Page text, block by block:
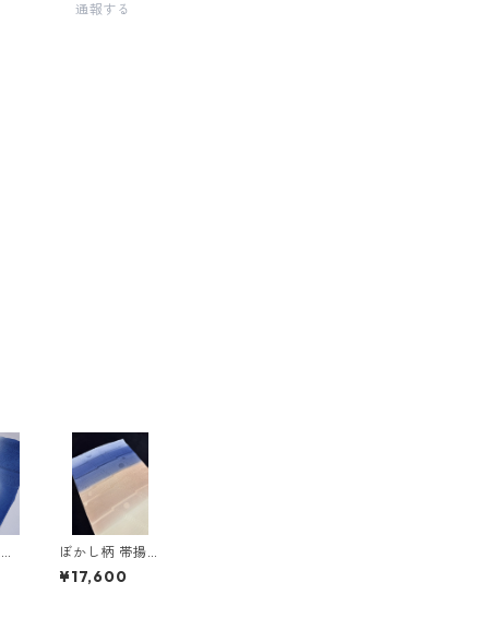
通報する
ぼかし柄 帯揚
げ ＜和小物さ
くら＞ SOA-8
¥17,600